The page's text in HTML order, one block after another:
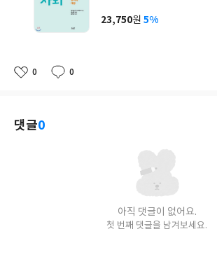
사
가
23,750원 5%
좋
0
댓
0
작
댓글0
아직 댓글이 없어요.
첫 번째 댓글을 남겨보세요.